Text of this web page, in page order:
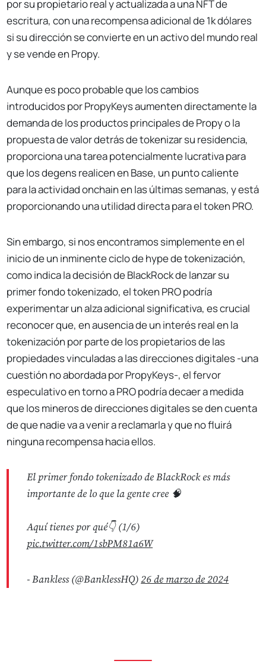
por su propietario real y actualizada a una NFT de
escritura, con una recompensa adicional de 1k dólares
si su dirección se convierte en un activo del mundo real
y se vende en Propy.
Aunque es poco probable que los cambios
introducidos por PropyKeys aumenten directamente la
demanda de los productos principales de Propy o la
propuesta de valor detrás de tokenizar su residencia,
proporciona una tarea potencialmente lucrativa para
que los degens realicen en Base, un punto caliente
para la actividad onchain en las últimas semanas, y está
proporcionando una utilidad directa para el token PRO.
Sin embargo, si nos encontramos simplemente en el
inicio de un inminente ciclo de hype de tokenización,
como indica la decisión de BlackRock de lanzar su
primer fondo tokenizado, el token PRO podría
experimentar un alza adicional significativa, es crucial
reconocer que, en ausencia de un interés real en la
tokenización por parte de los propietarios de las
propiedades vinculadas a las direcciones digitales -una
cuestión no abordada por PropyKeys-, el fervor
especulativo en torno a PRO podría decaer a medida
que los mineros de direcciones digitales se den cuenta
de que nadie va a venir a reclamarla y que no fluirá
ninguna recompensa hacia ellos.
El primer fondo tokenizado de BlackRock es más
importante de lo que la gente cree 🧠
Aquí tienes por qué👇 (1/6)
pic.twitter.com/1sbPM81a6W
- Bankless (@BanklessHQ)26 de marzo de 2024